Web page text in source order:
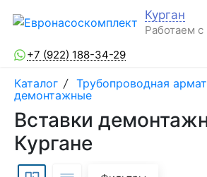
Курган
Работаем с
+7 (922) 188-34-29
Каталог / Трубопроводная
демонтажные
Вставки
Кургане